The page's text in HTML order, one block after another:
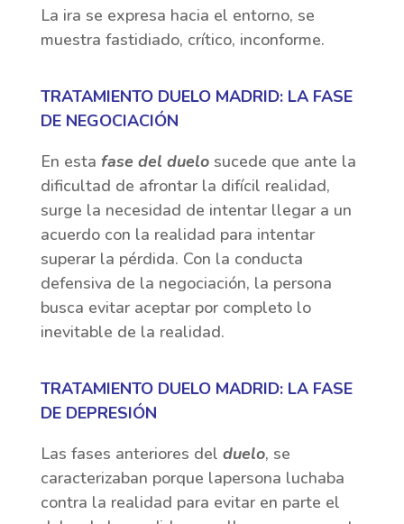
La ira se expresa hacia el entorno, se
muestra fastidiado, crítico, inconforme.
TRATAMIENTO DUELO MADRID: LA FASE
DE NEGOCIACIÓN
En esta fase del duelosucede que ante la
dificultad de afrontar la difícil realidad,
surge la necesidad de intentar llegar a un
acuerdo con la realidad para intentar
superar la pérdida. Con la conducta
defensiva de la negociación, la persona
busca evitar aceptar por completo lo
inevitable de la realidad.
TRATAMIENTO DUELO MADRID: LA FASE
DE DEPRESIÓN
Las fases anteriores del duelo, se
caracterizaban porque lapersona luchaba
contra la realidad para evitar en parte el